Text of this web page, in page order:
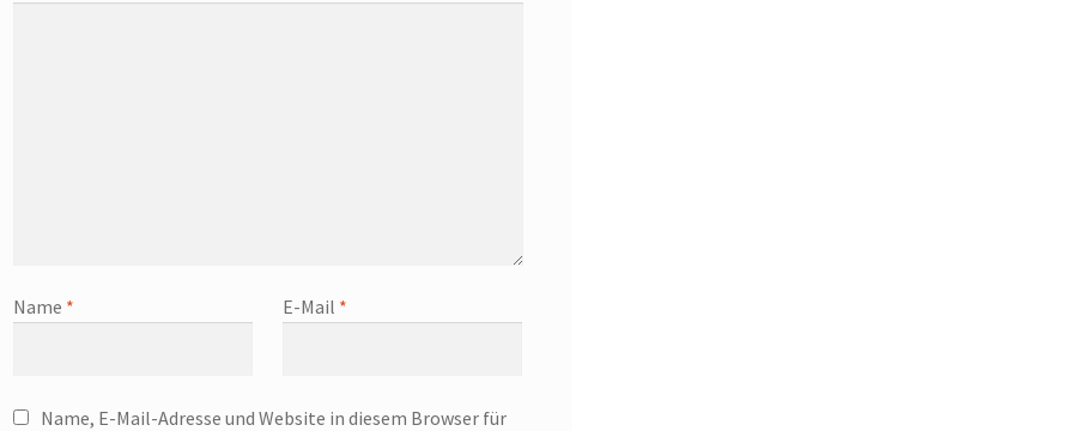
Name * E-Mail *
Name, E-Mail-Adresse und Website in diesem Browser für